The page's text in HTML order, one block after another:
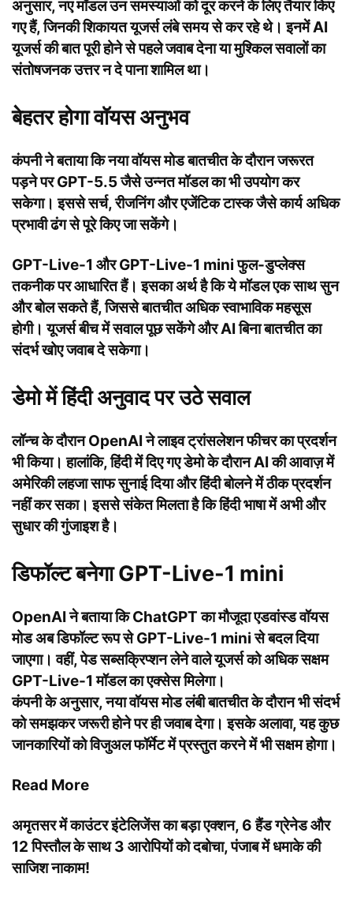
अनुसार, नए मॉडल उन समस्याओं को दूर करने के लिए तैयार किए
गए हैं, जिनकी शिकायत यूजर्स लंबे समय से कर रहे थे। इनमें AI
यूजर्स की बात पूरी होने से पहले जवाब देना या मुश्किल सवालों का
संतोषजनक उत्तर न दे पाना शामिल था।
बेहतर होगा वॉयस अनुभव
कंपनी ने बताया कि नया वॉयस मोड बातचीत के दौरान जरूरत
पड़ने पर GPT-5.5 जैसे उन्नत मॉडल का भी उपयोग कर
सकेगा। इससे सर्च, रीजनिंग और एजेंटिक टास्क जैसे कार्य अधिक
प्रभावी ढंग से पूरे किए जा सकेंगे।
GPT-Live-1 और GPT-Live-1 mini फुल-डुप्लेक्स
तकनीक पर आधारित हैं। इसका अर्थ है कि ये मॉडल एक साथ सुन
और बोल सकते हैं, जिससे बातचीत अधिक स्वाभाविक महसूस
होगी। यूजर्स बीच में सवाल पूछ सकेंगे और AI बिना बातचीत का
संदर्भ खोए जवाब दे सकेगा।
डेमो में हिंदी अनुवाद पर उठे सवाल
लॉन्च के दौरान OpenAI ने लाइव ट्रांसलेशन फीचर का प्रदर्शन
भी किया। हालांकि, हिंदी में दिए गए डेमो के दौरान AI की आवाज़ में
अमेरिकी लहजा साफ सुनाई दिया और हिंदी बोलने में ठीक प्रदर्शन
नहीं कर सका। इससे संकेत मिलता है कि हिंदी भाषा में अभी और
सुधार की गुंजाइश है।
डिफॉल्ट बनेगा GPT-Live-1 mini
OpenAI ने बताया कि ChatGPT का मौजूदा एडवांस्ड वॉयस
मोड अब डिफॉल्ट रूप से GPT-Live-1 mini से बदल दिया
जाएगा। वहीं, पेड सब्सक्रिप्शन लेने वाले यूजर्स को अधिक सक्षम
GPT-Live-1 मॉडल का एक्सेस मिलेगा।
कंपनी के अनुसार, नया वॉयस मोड लंबी बातचीत के दौरान भी संदर्भ
को समझकर जरूरी होने पर ही जवाब देगा। इसके अलावा, यह कुछ
जानकारियों को विजुअल फॉर्मेट में प्रस्तुत करने में भी सक्षम होगा।
Read More
अमृतसर में काउंटर इंटेलिजेंस का बड़ा एक्शन, 6 हैंड ग्रेनेड और
12 पिस्तौल के साथ 3 आरोपियों को दबोचा, पंजाब में धमाके की
साजिश नाकाम!